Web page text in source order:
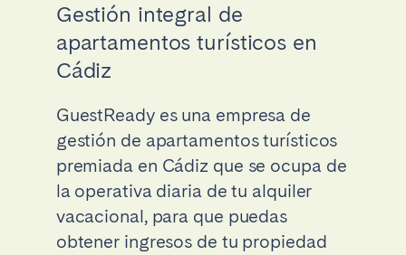
Gestión integral de
apartamentos turísticos en
Cádiz
GuestReady es una empresa de
gestión de apartamentos turísticos
premiada en Cádiz que se ocupa de
la operativa diaria de tu alquiler
vacacional, para que puedas
obtener ingresos de tu propiedad